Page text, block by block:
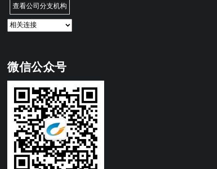
查看公司分支机构
微信公众号